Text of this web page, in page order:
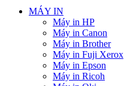
MÁY IN
Máy in HP
Máy in Canon
Máy in Brother
Máy in Fuji Xerox
Máy in Epson
Máy in Ricoh